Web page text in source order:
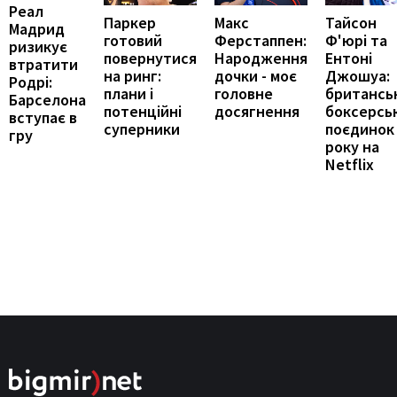
Реал
Мадрид
ризикує
втратити
Родрі:
Барселона
вступає в
гру
Паркер
готовий
повернутися
на ринг:
плани і
потенційні
суперники
Макс
Ферстаппен:
Народження
дочки - моє
головне
досягнення
Тайсон
Ф'юрі та
Ентоні
Джошуа:
поєдинок
року на
Netflix